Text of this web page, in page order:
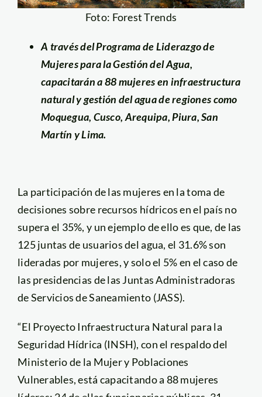
Foto: Forest Trends
A través del Programa de Liderazgo de
Mujeres para la Gestión del Agua,
capacitarán a 88 mujeres en infraestructura
natural y gestión del agua de regiones como
Moquegua, Cusco, Arequipa, Piura, San
Martín y Lima.
La participación de las mujeres en la toma de
decisiones sobre recursos hídricos en el país no
supera el 35%, y un ejemplo de ello es que, de las
125 juntas de usuarios del agua, el 31.6% son
lideradas por mujeres, y solo el 5% en el caso de
las presidencias de las Juntas Administradoras
de Servicios de Saneamiento (JASS).
“El Proyecto Infraestructura Natural para la
Seguridad Hídrica (INSH), con el respaldo del
Ministerio de la Mujer y Poblaciones
Vulnerables, está capacitando a 88 mujeres